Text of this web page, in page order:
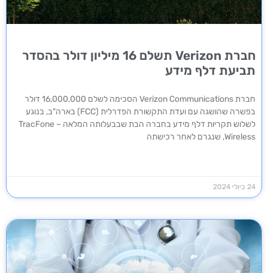
חברת Verizon תשלם 16 מיליון דולר בהסדר
תביעת דלף מידע
חברת Verizon Communications הסכימה לשלם 16,000,000 דולר
בפשרה שהושגה עם ועדת התקשורת הפדרלית (FCC) בארה"ב, בנוגע
לשלוש תקריות דלף מידע בחברה הבת שבבעלותה המלאה – TracFone
Wireless, שנגרם לאחר רכישתה
24 ביולי 2024